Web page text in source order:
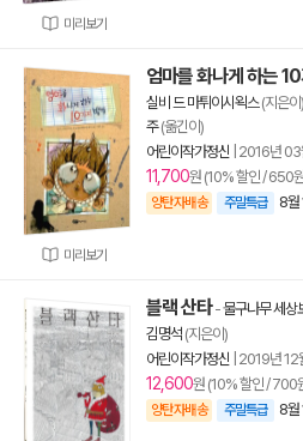
미리보기
미리보기
엄마를 화나게 하는
실비 드 마튀이시왹스(지은이),
주(옮긴이)
어린이작가정신 2016년 03
11,700원 (10% 할인 / 650
양탄자배송 주말특급 8월
블랙 산타-물구나무 세상
김명석 (지은이)
어린이작가정신 2019년 12
12,600원 (10% 할인 / 700
양탄자배송 주말특급 8월